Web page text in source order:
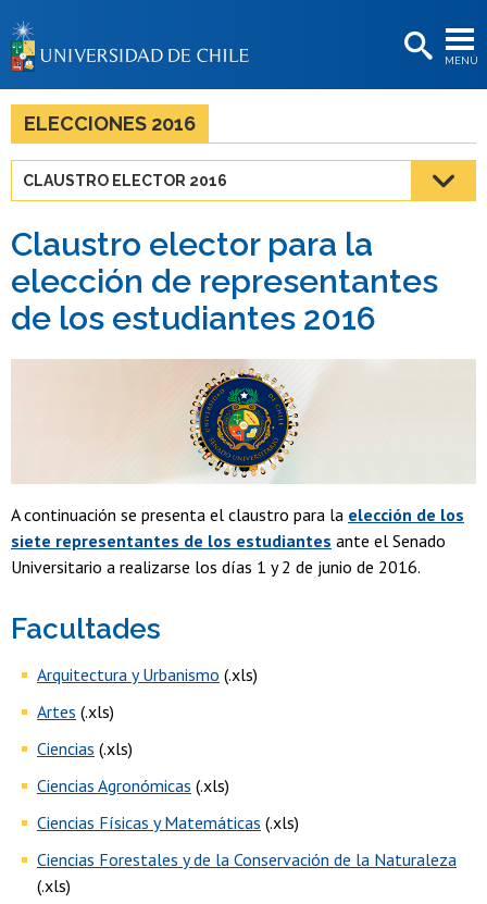
MENÚ
BIBLIOTECAS
LA UNIVERSIDAD
Estudiantes
Académicas/os
Funcionarias/os
Egresadas/os
ELECCIONES 2016
CLAUSTRO ELECTOR 2016
Claustro elector para la
elección de representantes
de los estudiantes 2016
A continuación se presenta el claustro para la elección de los
siete representantes de los estudiantes ante el Senado
Universitario a realizarse los días 1 y 2 de junio de 2016.
Facultades
Arquitectura y Urbanismo (.xls)
Artes (.xls)
Ciencias (.xls)
Ciencias Agronómicas (.xls)
Ciencias Físicas y Matemáticas (.xls)
Ciencias Forestales y de la Conservación de la Naturaleza
(.xls)